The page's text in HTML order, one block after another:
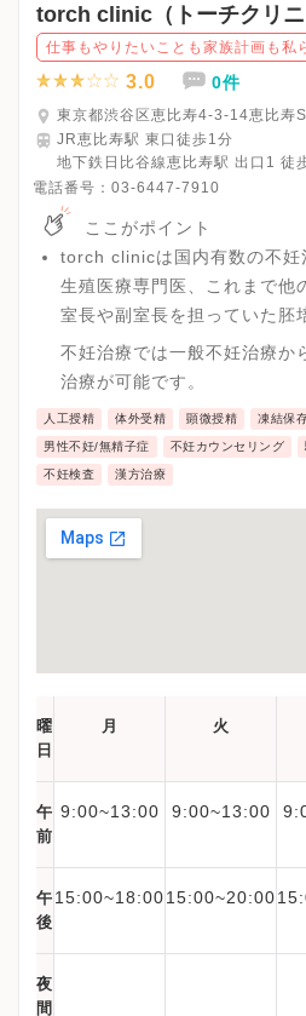
torch clinic（トーチクリ
仕事もやりたいことも家族計画も私
3.0 0件
東京都渋谷区恵比寿4-3-14恵比寿
JR恵比寿駅 東口徒歩1分
地下鉄日比谷線恵比寿駅 出口1 徒
電話番号： 03-6447-7910
ここがポイント
torch clinicは国内有数の不妊
生殖医療専門医、これまで他
室長や副室長を担っていた胚
イレベルな不妊治療の専門ク
不妊治療では一般不妊治療か
治療が可能です。
人工授精 体外受精 顕微授精 凍結保
男性不妊/無精子症 不妊カウンセリング
不妊検査 漢方治療
曜
日
月 火
午
前
9:00~13:00 9:00~13:00
午
後
15:00~18:0015:00~20:00
夜
間